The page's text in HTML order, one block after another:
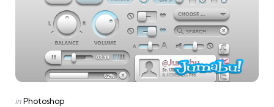
Posted
inPhotoshop